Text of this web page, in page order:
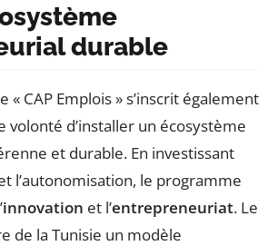
durable
« CAP Emplois » s’inscrit également
volonté d’installer un écosystème
et durable. En investissant
l’autonomisation, le programme
innovation et l’entrepreneuriat. Le
de la Tunisie un modèle